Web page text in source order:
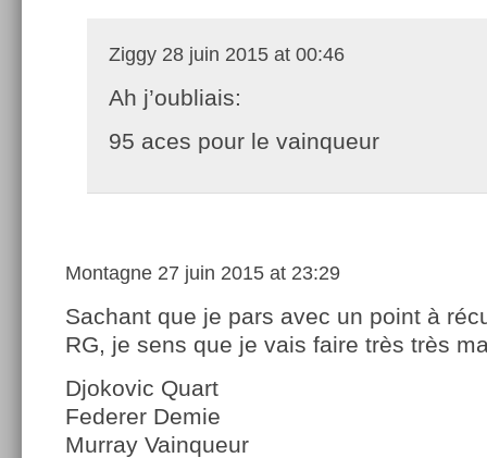
Ziggy 28 juin 2015 at 00:46
Ah j’oubliais:
95 aces pour le vainqueur
Montagne 27 juin 2015 at 23:29
Sachant que je pars avec un point à
RG, je sens que je vais faire très très
Djokovic Quart
Federer Demie
Murray Vainqueur